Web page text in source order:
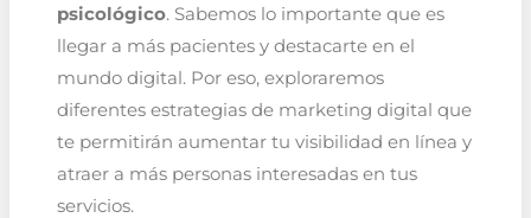
psicológico. Sabemos lo importante que es
llegar a más pacientes y destacarte en el
mundo digital. Por eso, exploraremos
diferentes estrategias de marketing digital que
te permitirán aumentar tu visibilidad en línea y
atraer a más personas interesadas en tus
servicios.